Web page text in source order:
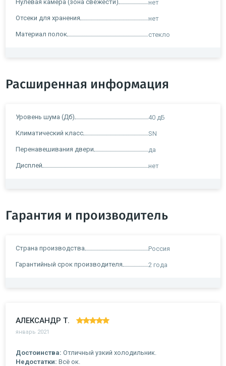
Нулевая камера (зона свежести) нет
Отсеки для хранения нет
Материал полок стекло
Расширенная информация
Уровень шума (Дб) 40 дБ
Климатический класс SN
Перенавешивания двери да
Дисплей нет
Гарантия и производитель
Страна производства Россия
Гарантийный срок производителя 2 года
АЛЕКСАНДР Т.
январь 2021
Достоинства: Отличный узкий холодильник.
Недостатки: Всё ок.